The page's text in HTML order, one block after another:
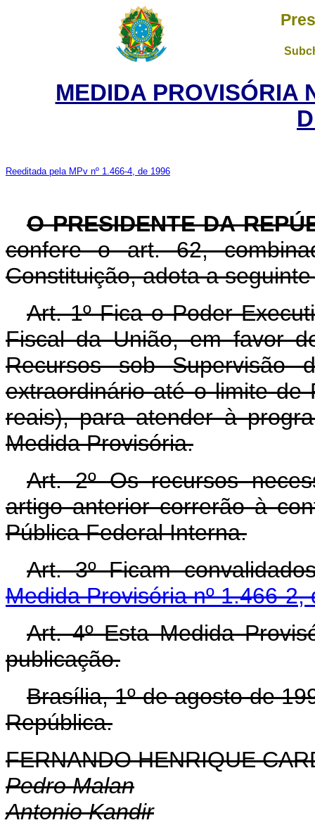
MEDIDA PROVISÓRIA
Reeditada pela MPv nº 1.466-4, de 1996
O PRESIDENTE DA
confere o art. 62,
Constituição, adota a
Art. 1º Fica o Poder
Fiscal da União, em favor
Recursos sob Supervisão
extraordinário até o limite de
reais), para atender à
Medida Provisória.
Art. 2º Os recursos
artigo anterior correrão à
Pública Federal Interna.
Art. 3º Ficam
Medida Provisória nº 1.466-
Art. 4º Esta Medida
publicação.
Brasília, 1º de agosto de
República.
FERNANDO HENRIQUE
Pedro Malan
Antonio Kandir